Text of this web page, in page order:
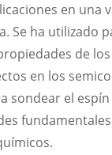
en una
Se ha
de
en los
sondear el